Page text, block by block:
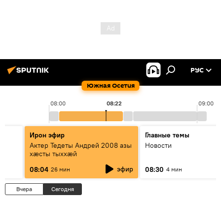
Южная Осетия
РУС
08:00 09:00
08:22
Ирон эфир
Актер Тедеты Андрей 2008 азы
хæсты тыххæй
08:04 26 мин эфир
Главные темы
Новости
08:30 4 мин
Вчера Сегодня